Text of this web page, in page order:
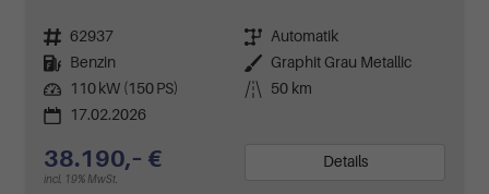
Fahrzeugnr. 62937 Getriebe Automatik
Kraftstoff
Benzin Außenfarbe
Graphit Grau Metallic
Leistung
110 kW (150 PS) Kilometerstand
50 km
17.02.2026
38.190,– €
incl. 19% MwSt.
Details